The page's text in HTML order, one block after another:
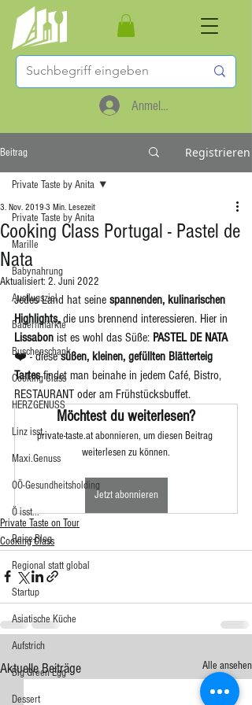
Anmelden
Beitrag Registrieren
Private Taste by Anita
Marille
Babynahrung
Ausflugsziel
Bauernmärkte
Buschenschank
Cooking Class
HERZGENUSS
Linz isst...
Maxi.Genuss
OÖ-Gesundheitsholding
Ö isst...
Reise-Blog
Regional statt global
Startup
Asiatische Küche
Aufstrich
Big Green Egg
Dessert
Private Taste by Anita
Cooking Class Portugal - Pastel de
Nata
3. Nov. 2019 3 Min. Lesezeit
Aktualisiert: 2. Juni 2022
Jedes Land hat seine spannenden, kulinarischen
Highlights, die uns brennend interessieren. Hier in
Lissabon ist es wohl das Süße: PASTEL DE NATA
❤️ - diese süßen, kleinen, gefüllten Blätterteig
Tartes findet man beinahe in jedem Café, Bistro,
RESTAURANT oder am Frühstücksbuffet.
Möchtest du weiterlesen?
private-taste.at abonnieren, um diesen Beitrag
weiterlesen zu können.
Jetzt abonnieren
Private Taste on Tour
Cooking Class
Aktuelle Beiträge Alle ansehen